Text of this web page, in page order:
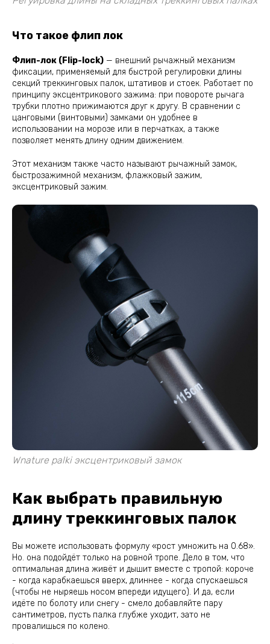
Что такое флип лок
Флип-лок (Flip-lock) — внешний рычажный механизм
фиксации, применяемый для быстрой регулировки длины
секций треккинговых палок, штативов и стоек. Работает по
принципу эксцентрикового зажима: при повороте рычага
трубки плотно прижимаются друг к другу. В сравнении с
цанговыми (винтовыми) замками он удобнее в
использовании на морозе или в перчатках, а также
позволяет менять длину одним движением.
Этот механизм также часто называют рычажный замок,
быстрозажимной механизм, флажковый зажим,
эксцентриковый зажим.
Wnature palki эксцентриковый замок
Как выбрать правильную
длину треккинговых палок
Вы можете использовать формулу «рост умножить на 0.68».
Но. она подойдёт только на ровной тропе. Дело в том, что
оптимальная длина живёт и дышит вместе с тропой: короче
- когда карабкаешься вверх, длиннее - когда спускаешься
(чтобы не ныряешь носом впереди идущего). И да, если
идёте по болоту или снегу - смело добавляйте пару
сантиметров, пусть палка глубже уходит, зато не
провалишься по колено.